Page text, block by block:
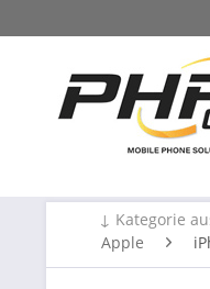
↓ Kategorie
Apple